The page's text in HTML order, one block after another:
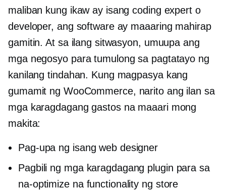
maliban kung ikaw ay isang coding expert o
developer, ang software ay maaaring mahirap
gamitin. At sa ilang sitwasyon, umuupa ang
mga negosyo para tumulong sa pagtatayo ng
kanilang tindahan. Kung magpasya kang
gumamit ng WooCommerce, narito ang ilan sa
mga karagdagang gastos na maaari mong
makita:
Pag-upa ng isang web designer
Pagbili ng mga karagdagang plugin para sa
na-optimize na functionality ng store